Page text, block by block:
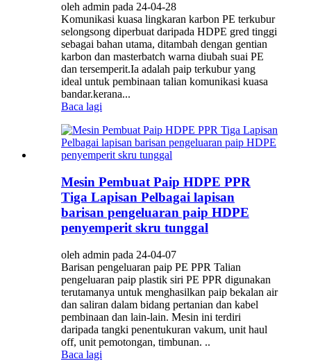
oleh admin pada 24-04-28
Komunikasi kuasa lingkaran karbon PE terkubur
selongsong diperbuat daripada HDPE gred tinggi
sebagai bahan utama, ditambah dengan gentian
karbon dan masterbatch warna diubah suai PE
dan tersemperit.Ia adalah paip terkubur yang
ideal untuk pembinaan talian komunikasi kuasa
bandar.kerana...
Baca lagi
Mesin Pembuat Paip HDPE PPR
Tiga Lapisan Pelbagai lapisan
barisan pengeluaran paip HDPE
penyemperit skru tunggal
oleh admin pada 24-04-07
Barisan pengeluaran paip PE PPR Talian
pengeluaran paip plastik siri PE PPR digunakan
terutamanya untuk menghasilkan paip bekalan air
dan saliran dalam bidang pertanian dan kabel
pembinaan dan lain-lain. Mesin ini terdiri
daripada tangki penentukuran vakum, unit haul
off, unit pemotongan, timbunan. ..
Baca lagi